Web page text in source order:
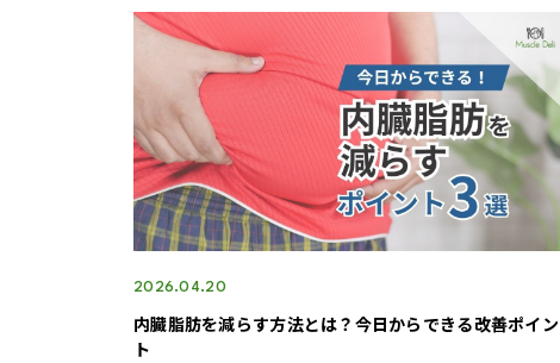
2026.04.20
内臓脂肪を減らす方法とは？今日からできる改善ポイン
ト